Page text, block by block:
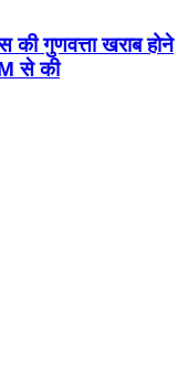
गुणवत्ता खराब होने
से की